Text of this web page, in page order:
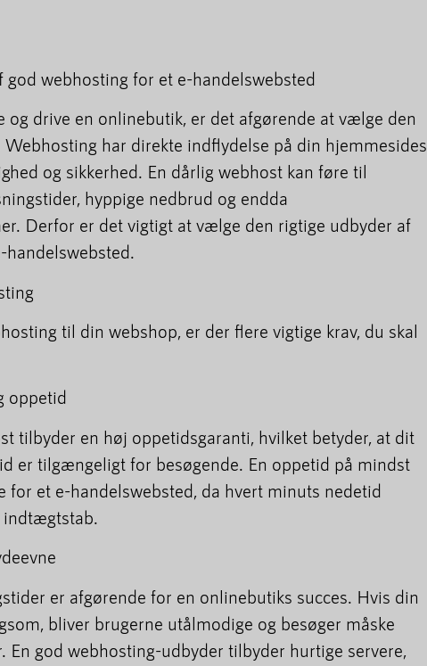
god webhosting for et e-handelswebsted
og drive en onlinebutik, er det afgørende at vælge den
har direkte indflydelse på din hjemmesides
og sikkerhed. En dårlig webhost kan føre til
hyppige nedbrud og endda
Derfor er det vigtigt at vælge den rigtige udbyder af
til din webshop, er der flere vigtige krav, du skal
oppetid
tilbyder en høj oppetidsgaranti, hvilket betyder, at dit
er tilgængeligt for besøgende. En oppetid på mindst
for et e-handelswebsted, da hvert minuts nedetid
er afgørende for en onlinebutiks succes. Hvis din
bliver brugerne utålmodige og besøger måske
En god webhosting-udbyder tilbyder hurtige servere,